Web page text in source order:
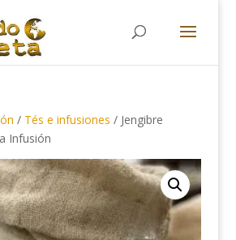
/ Tés e infusiones / Jengibre
Infusión